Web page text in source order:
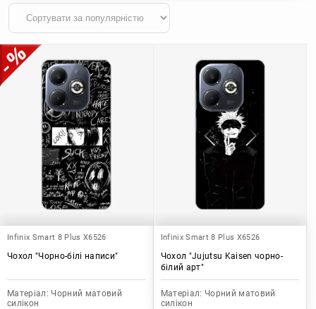
Infinix Smart 8 Plus X6526
Чохол "Чорно-білі написи"
Матеріал: Чорний матовий
силікон
Infinix Smart 8 Plus X6526
Чохол "Jujutsu Kaisen чорно-
білий арт"
Матеріал: Чорний матовий
силікон